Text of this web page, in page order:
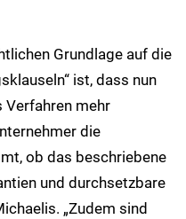
Grundlage auf die
ist, dass nun
Verfahren mehr
die
ob das beschriebene
und durchsetzbare
„Zudem sind